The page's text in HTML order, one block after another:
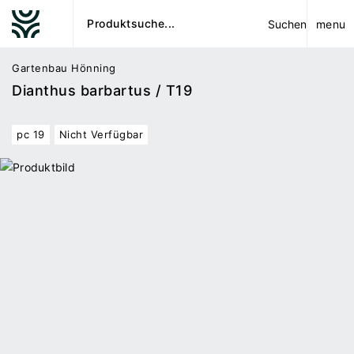
Suchen menu
Gartenbau Hönning
Dianthus barbartus / T19
pc 19 Nicht Verfügbar